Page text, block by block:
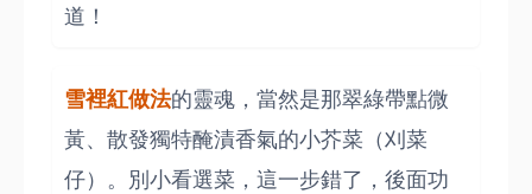
道！
雪裡紅做法的靈魂，當然是那翠綠帶點微
黃、散發獨特醃漬香氣的小芥菜（刈菜
仔）。別小看選菜，這一步錯了，後面功